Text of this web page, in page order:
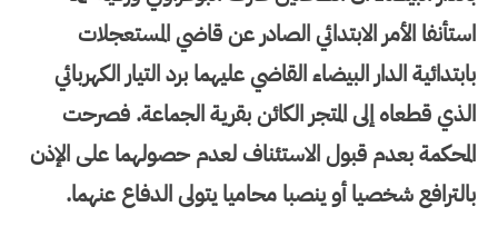
استأنفا الأمر الابتدائي الصادر عن قاضي المستعجلات
بابتدائية الدار البيضاء القاضي عليهما برد التيار الكهربائي
الذي قطعاه إلى المتجر الكائن بقرية الجماعة. فصرحت
المحكمة بعدم قبول الاستئناف لعدم حصولهما على الإذن
بالترافع شخصيا أو ينصبا محاميا يتولى الدفاع عنهما.